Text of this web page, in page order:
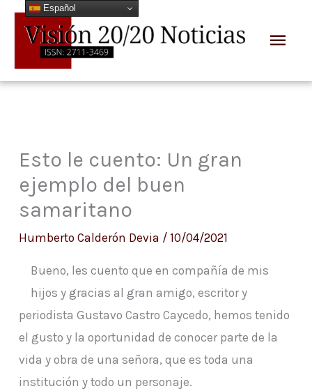
contenido
Esto le cuento: Un gran
ejemplo del buen
samaritano
Humberto Calderón Devia / 10/04/2021
Bueno, les cuento que en compañía de mis
hijos y gracias al gran amigo, escritor y
periodista Gustavo Castro Caycedo, hemos tenido
el gusto y la oportunidad de conocer parte de la
vida y obra de una señora, que es toda una
institución y todo un personaje.
Español